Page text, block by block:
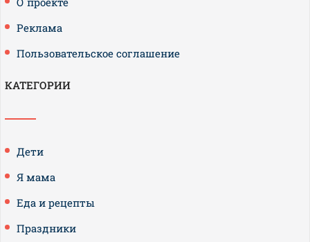
Реклама
Пользовательское соглашение
КАТЕГОРИИ
Дети
Я мама
Еда и рецепты
Праздники